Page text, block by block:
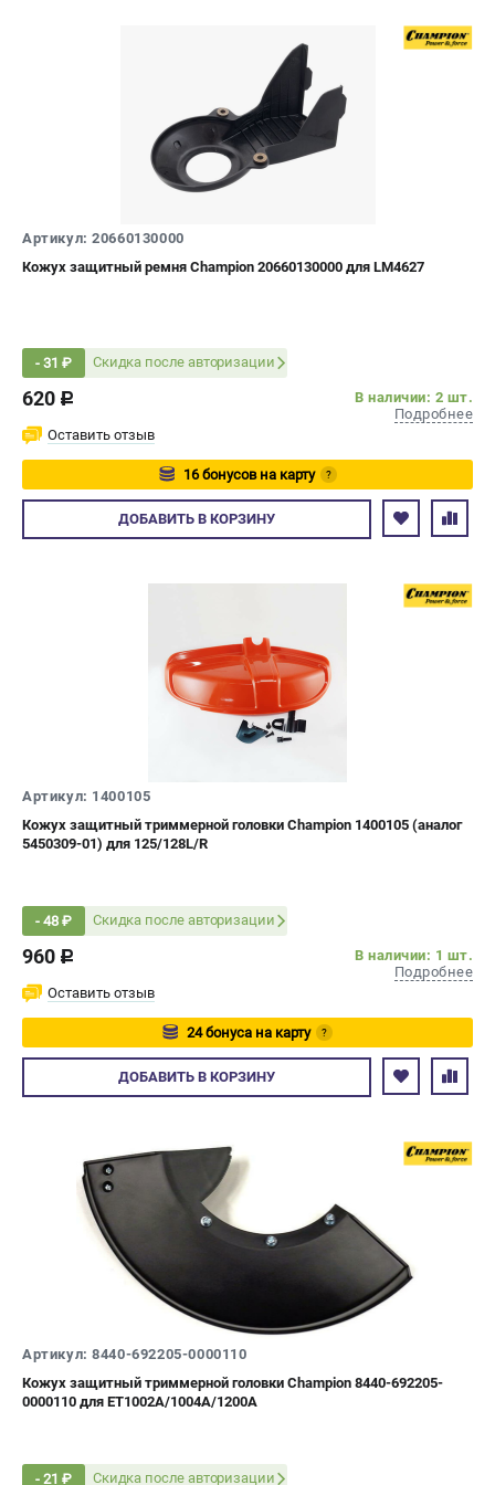
Артикул: 20660130000
Кожух защитный ремня Champion 20660130000 для LM4627
- 31 ₽ Скидка после авторизации
620 c
В наличии: 2 шт.
Подробнее
Оставить отзыв
16 бонусов на карту ?
Авторизуйтесь
ДОБАВИТЬ В КОРЗИНУ
Артикул: 1400105
Кожух защитный триммерной головки Champion 1400105 (аналог
5450309-01) для 125/128L/R
- 48 ₽ Скидка после авторизации
960 c
В наличии: 1 шт.
Подробнее
Оставить отзыв
24 бонуса на карту ?
Авторизуйтесь
ДОБАВИТЬ В КОРЗИНУ
Артикул: 8440-692205-0000110
Кожух защитный триммерной головки Champion 8440-692205-
0000110 для ET1002A/1004A/1200A
- 21 ₽ Скидка после авторизации